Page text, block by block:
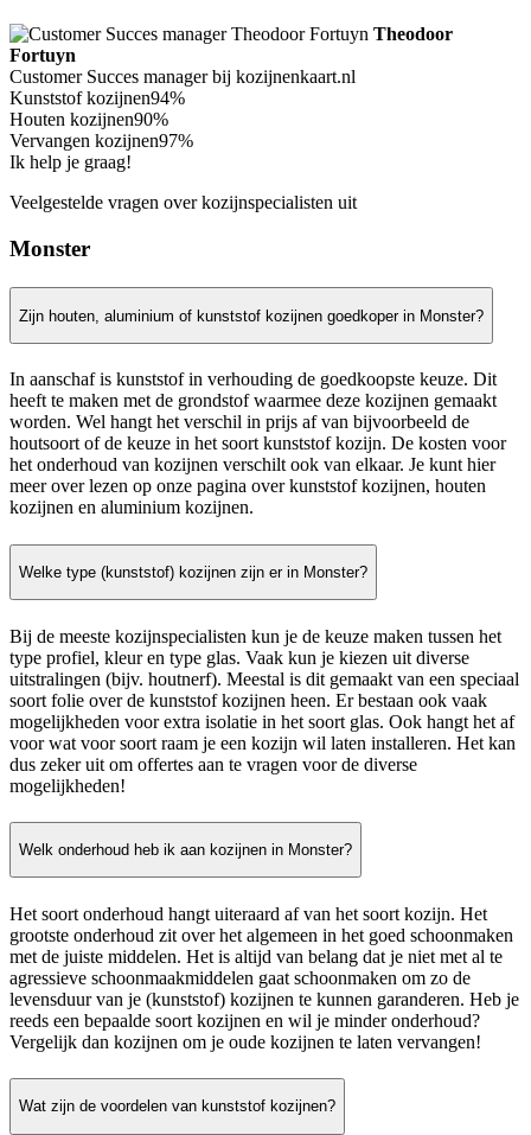
Theodoor
Fortuyn
Customer Succes manager bij kozijnenkaart.nl
Kunststof kozijnen94%
Houten kozijnen90%
Vervangen kozijnen97%
Ik help je graag!
Veelgestelde vragen over kozijnspecialisten uit
Monster
Zijn houten, aluminium of kunststof kozijnen goedkoper in Monster?
In aanschaf is kunststof in verhouding de goedkoopste keuze. Dit
heeft te maken met de grondstof waarmee deze kozijnen gemaakt
worden. Wel hangt het verschil in prijs af van bijvoorbeeld de
houtsoort of de keuze in het soort kunststof kozijn. De kosten voor
het onderhoud van kozijnen verschilt ook van elkaar. Je kunt hier
meer over lezen op onze pagina over kunststof kozijnen, houten
kozijnen en aluminium kozijnen.
Welke type (kunststof) kozijnen zijn er in Monster?
Bij de meeste kozijnspecialisten kun je de keuze maken tussen het
type profiel, kleur en type glas. Vaak kun je kiezen uit diverse
uitstralingen (bijv. houtnerf). Meestal is dit gemaakt van een speciaal
soort folie over de kunststof kozijnen heen. Er bestaan ook vaak
mogelijkheden voor extra isolatie in het soort glas. Ook hangt het af
voor wat voor soort raam je een kozijn wil laten installeren. Het kan
dus zeker uit om offertes aan te vragen voor de diverse
mogelijkheden!
Welk onderhoud heb ik aan kozijnen in Monster?
Het soort onderhoud hangt uiteraard af van het soort kozijn. Het
grootste onderhoud zit over het algemeen in het goed schoonmaken
met de juiste middelen. Het is altijd van belang dat je niet met al te
agressieve schoonmaakmiddelen gaat schoonmaken om zo de
levensduur van je (kunststof) kozijnen te kunnen garanderen. Heb je
reeds een bepaalde soort kozijnen en wil je minder onderhoud?
Vergelijk dan kozijnen om je oude kozijnen te laten vervangen!
Wat zijn de voordelen van kunststof kozijnen?